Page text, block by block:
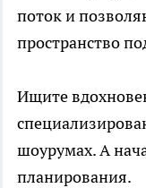
поток и
пространство
Ищите
шоурумах. А
планирования.